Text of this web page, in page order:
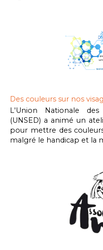
Des couleurs sur nos
L'Union Nationale des
(UNSED) a animé un
pour mettre des
malgré le handicap et la